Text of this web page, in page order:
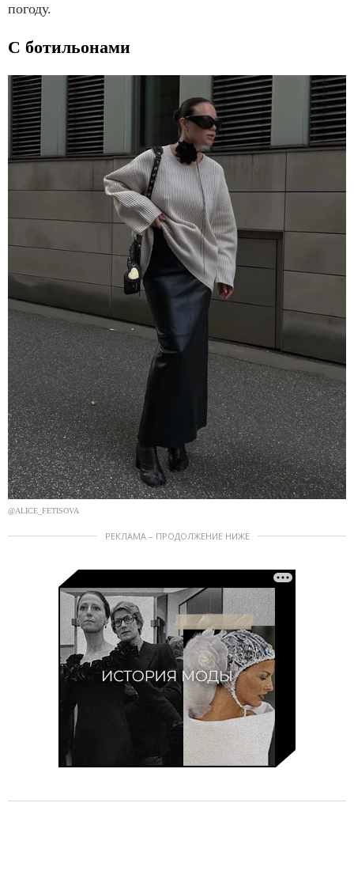
погоду.
С ботильонами
@ALICE_FETISOVA
РЕКЛАМА – ПРОДОЛЖЕНИЕ НИЖЕ